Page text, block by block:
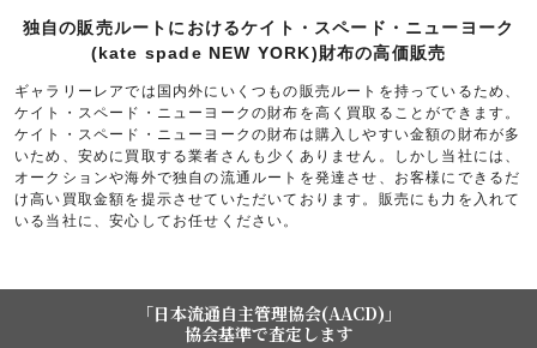
独自の販売ルートにおけるケイト・スペード・ニューヨーク
(kate spade NEW YORK)財布の高価販売
ギャラリーレアでは国内外にいくつもの販売ルートを持っているため、
ケイト・スペード・ニューヨークの財布を高く買取ることができます。
ケイト・スペード・ニューヨークの財布は購入しやすい金額の財布が多
いため、安めに買取する業者さんも少くありません。しかし当社には、
オークションや海外で独自の流通ルートを発達させ、お客様にできるだ
け高い買取金額を提示させていただいております。販売にも力を入れて
いる当社に、安心してお任せください。
「日本流通自主管理協会(AACD)」
協会基準で査定します